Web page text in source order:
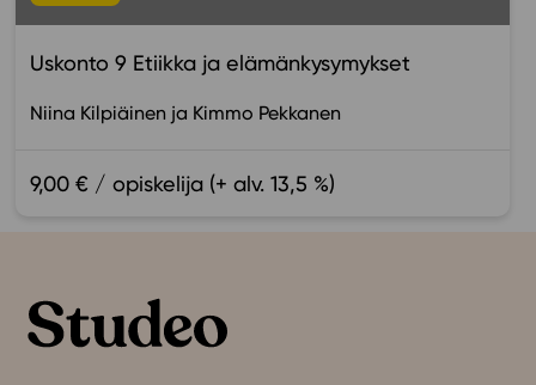
Uskonto 9 Etiikka ja elämänkysymykset
Niina Kilpiäinen Kimmo Pekkanen
9,00 € / opiskelija (+ alv. 13,5 %)